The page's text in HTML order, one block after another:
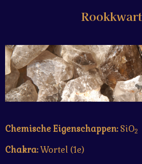
Chemische Eigenschappen:SiO2
Chakra:Wortel (1e)